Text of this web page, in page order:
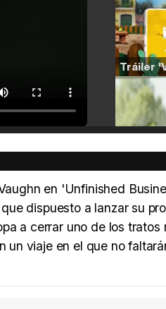
en 'Unfinished
dispuesto a lanzar su
a cerrar uno de los tratos
un viaje en el que no